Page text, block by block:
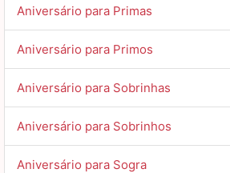
Aniversário para Primas
Aniversário para Primos
Aniversário para Sobrinhas
Aniversário para Sobrinhos
Aniversário para Sogra